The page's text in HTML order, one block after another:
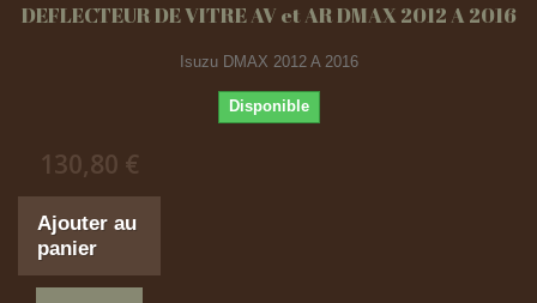
DEFLECTEUR DE VITRE AV et AR DMAX 2012 A 2016
Isuzu DMAX 2012 A 2016
Disponible
130,80 €
Ajouter au
panier